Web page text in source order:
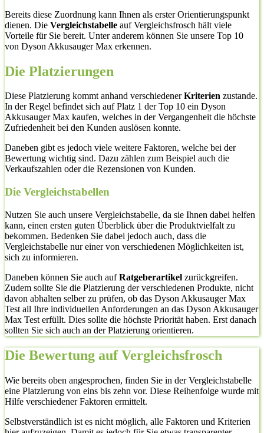
Bereits diese Zuordnung kann Ihnen als erster Orientierungspunkt
dienen. Die Vergleichstabelle auf Vergleichsfrosch hält viele
Vorteile für Sie bereit. Unter anderem können Sie unsere Top 10
von Dyson Akkusauger Max erkennen.
Die Platzierungen
Diese Platzierung kommt anhand verschiedenerKriterien zustande.
In der Regel befindet sich auf Platz 1 der Top 10 ein Dyson
Akkusauger Max kaufen, welches in der Vergangenheit die höchste
Zufriedenheit bei den Kunden auslösen konnte.
Daneben gibt es jedoch viele weitere Faktoren, welche bei der
Bewertung wichtig sind. Dazu zählen zum Beispiel auch die
Verkaufszahlen oder die Rezensionen von Kunden.
Die Vergleichstabellen
Nutzen Sie auch unsere Vergleichstabelle, da sie Ihnen dabei helfen
kann, einen ersten guten Überblick über die Produktvielfalt zu
bekommen. Bedenken Sie dabei jedoch auch, dass die
Vergleichstabelle nur einer von verschiedenen Möglichkeiten ist,
sich zu informieren.
Daneben können Sie auch aufRatgeberartikel zurückgreifen.
Zudem sollte Sie die Platzierung der verschiedenen Produkte, nicht
davon abhalten selber zu prüfen, ob das Dyson Akkusauger Max
Test all Ihre individuellen Anforderungen an das Dyson Akkusauger
Max Test erfüllt. Dies sollte die höchste Priorität haben. Erst danach
sollten Sie sich auch an der Platzierung orientieren.
Die Bewertung auf Vergleichsfrosch
Wie bereits oben angesprochen, finden Sie in der Vergleichstabelle
eine Platzierung von eins bis zehn vor. Diese Reihenfolge wurde mit
Hilfe verschiedener Faktoren ermittelt.
Selbstverständlich ist es nicht möglich, alle Faktoren und Kriterien